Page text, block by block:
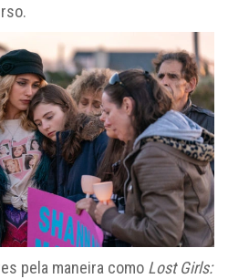
pela maneira como Lost Girls: